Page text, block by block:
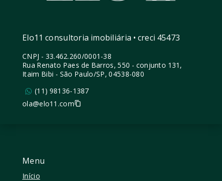
Menu
Início
Elo11 consultoria imobiliária • creci 45473
CNPJ - 33.462.260/0001-38
Rua Renato Paes de Barros, 550 - conjunto 131,
Itaim Bibi - São Paulo/SP, 04538-080
(11) 98136-1387
ola@elo11.com